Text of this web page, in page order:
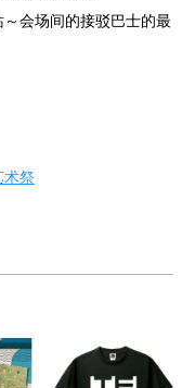
会场间的接驳巴士的最
术祭